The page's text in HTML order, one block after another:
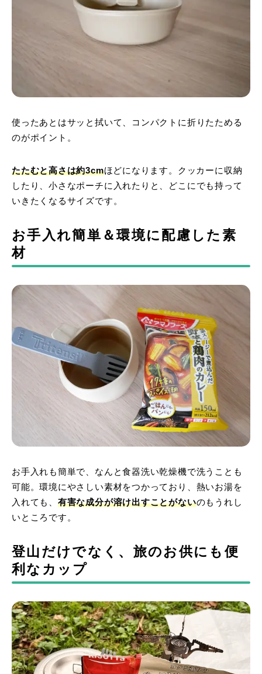
使ったあとはサッと拭いて、コンパクトに折りたためる
のがポイント。
たたむと高さは約3cmほどになります。クッカーに収納
したり、小さなポーチに入れたりと、どこにでも持って
いきたくなるサイズです。
お手入れ簡単＆環境に配慮した素
材
お手入れも簡単で、なんと食器洗い乾燥機で洗うことも
可能。環境にやさしい素材をつかっており、熱いお湯を
入れても、 有害な成分が溶け出すことがないのもうれし
いところです。
登山だけでなく、旅のお供にも便
利なカップ